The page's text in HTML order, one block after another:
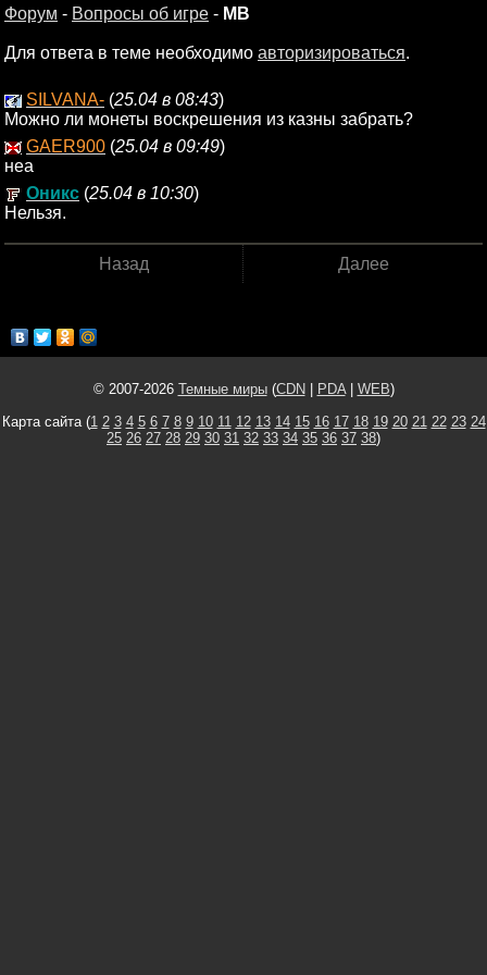
Форум - Вопросы об игре - МВ
Для ответа в теме необходимо авторизироваться.
SILVANA- (25.04 в 08:43)
Можно ли монеты воскрешения из казны забрать?
GAER900 (25.04 в 09:49)
неа
Оникс (25.04 в 10:30)
Нельзя.
Назад Далее
© 2007-2026 Темные миры(CDN PDA| WEB)
Карта сайта (1 2 3 4 5 6 7 8 9 10 11 12 13 14 15 16 17 18 19 20 21 22 23 24
25 26 27 28 29 30 31 32 33 34 35 36 37 38)